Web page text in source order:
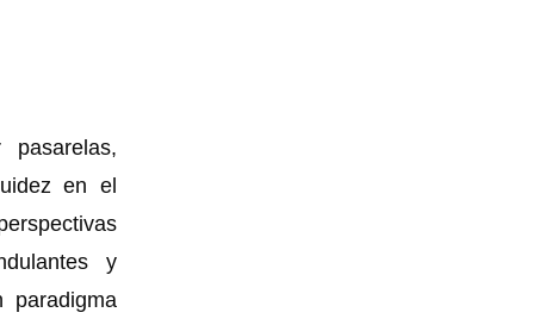
pasarelas,
en el
y
paradigma